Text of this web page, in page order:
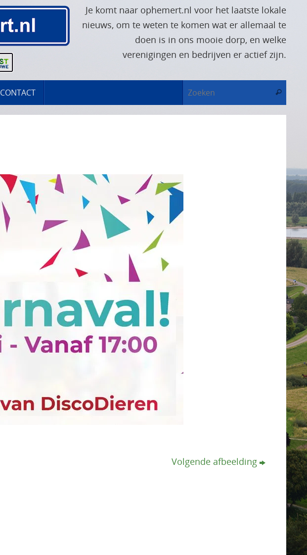
Je komt naar ophemert.nl voor het laatste lokale
nieuws, om te weten te komen wat er allemaal te
doen is in ons mooie dorp, en welke
verenigingen en bedrijven er actief zijn.
CONTACT Zoeken
Volgende afbeelding